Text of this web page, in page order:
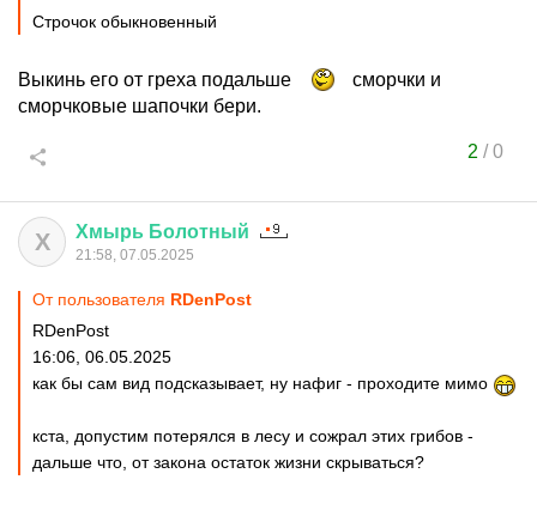
Строчок обыкновенный
Выкинь его от греха подальше
сморчки и
сморчковые шапочки бери.
2 /0
Х Хмырь Болотный
21:58, 07.05.2025
От пользователя RDenPost
RDenPost
16:06, 06.05.2025
как бы сам вид подсказывает, ну нафиг - проходите мимо
кста, допустим потерялся в лесу и сожрал этих грибов -
дальше что, от закона остаток жизни скрываться?